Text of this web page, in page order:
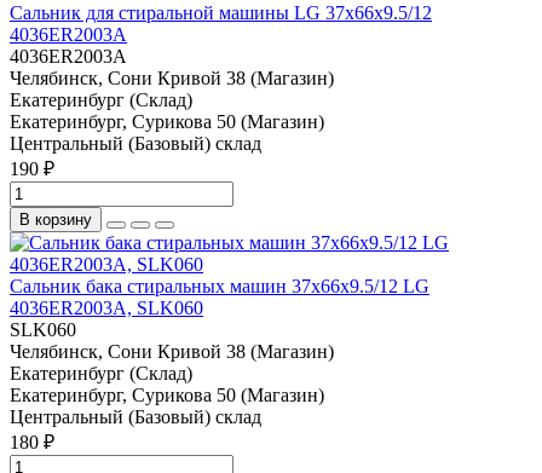
Сальник для стиральной машины LG 37x66x9.5/12
4036ER2003A
4036ER2003A
Челябинск, Сони Кривой 38 (Магазин)
Екатеринбург (Склад)
Екатеринбург, Сурикова 50 (Магазин)
Центральный (Базовый) склад
190 ₽
В корзину
Сальник бака стиральных машин 37x66x9.5/12 LG
4036ER2003A, SLK060
SLK060
Челябинск, Сони Кривой 38 (Магазин)
Екатеринбург (Склад)
Екатеринбург, Сурикова 50 (Магазин)
Центральный (Базовый) склад
180 ₽